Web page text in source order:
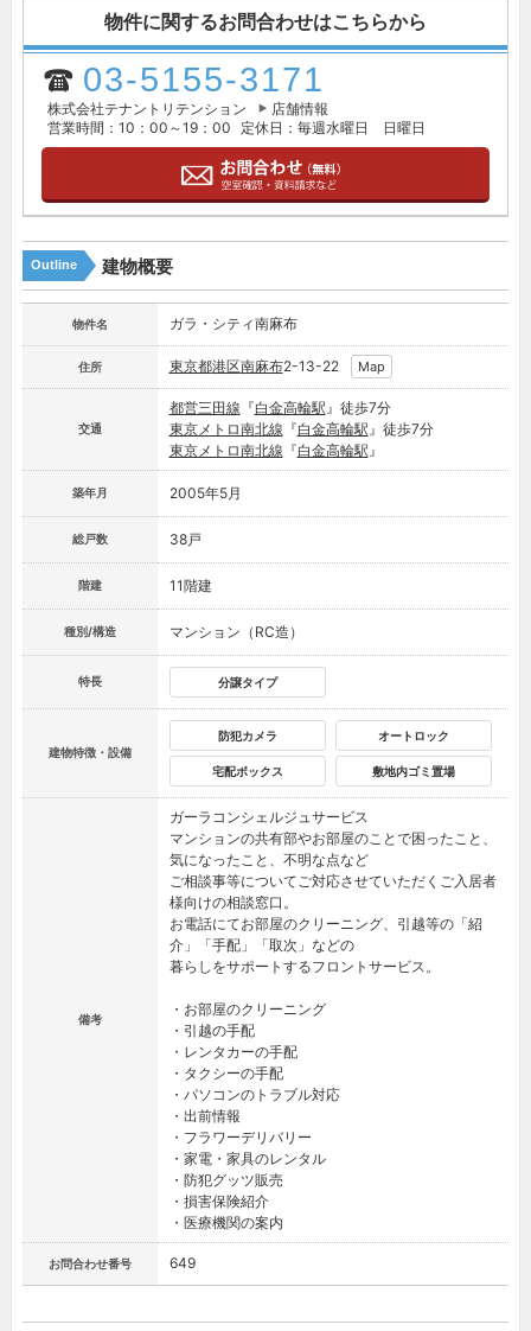
物件に関するお問合わせはこちらから
03-5155-3171
株式会社テナントリテンション
店舗情報
営業時間：10：00～19：00
定休日：毎週水曜日 日曜日
Outline 建物概要
物件名 ガラ・シティ南麻布
住所 東京都港区南麻布2-13-22 Map
交通
都営三田線 『白金高輪駅 』徒歩7分
東京メトロ南北線 『白金高輪駅 』徒歩7分
東京メトロ南北線 『白金高輪駅 』
築年月 2005年5月
総戸数 38戸
階建 11階建
種別/構造 マンション（RC造）
特長 分譲タイプ
建物特徴・設備
防犯カメラ オートロック
宅配ボックス 敷地内ゴミ置場
備考
ガーラコンシェルジュサービス
マンションの共有部やお部屋のことで困ったこと、
気になったこと、不明な点など
ご相談事等についてご対応させていただくご入居者
様向けの相談窓口。
お電話にてお部屋のクリーニング、引越等の「紹
介」「手配」「取次」などの
暮らしをサポートするフロントサービス。
・お部屋のクリーニング
・引越の手配
・レンタカーの手配
・タクシーの手配
・パソコンのトラブル対応
・出前情報
・フラワーデリバリー
・家電・家具のレンタル
・防犯グッツ販売
・損害保険紹介
・医療機関の案内
お問合わせ番号 649